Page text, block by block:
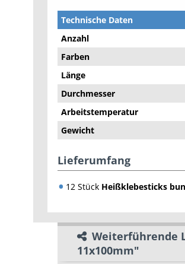
Technische Daten
Anzahl
Farben
Länge
Durchmesser
Arbeitstemperatur
Gewicht
Lieferumfang
12 Stück Heißklebesticks
Weiterführende
11x100mm"